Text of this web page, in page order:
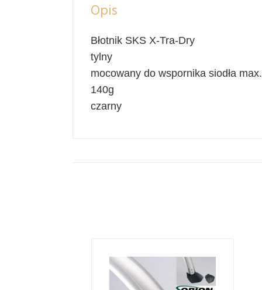
Opis
Błotnik SKS X-Tra-Dry
tylny
mocowany do wspornika siodła
140g
czarny